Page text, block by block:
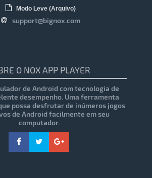
Modo Leve (Arquivo)
support@bignox.com
O NOX APP PLAYER
de Android com tecnologia de
desempenho. Uma ferramenta
possa desfrutar de inúmeros jogos
de Android facilmente em seu
computador.